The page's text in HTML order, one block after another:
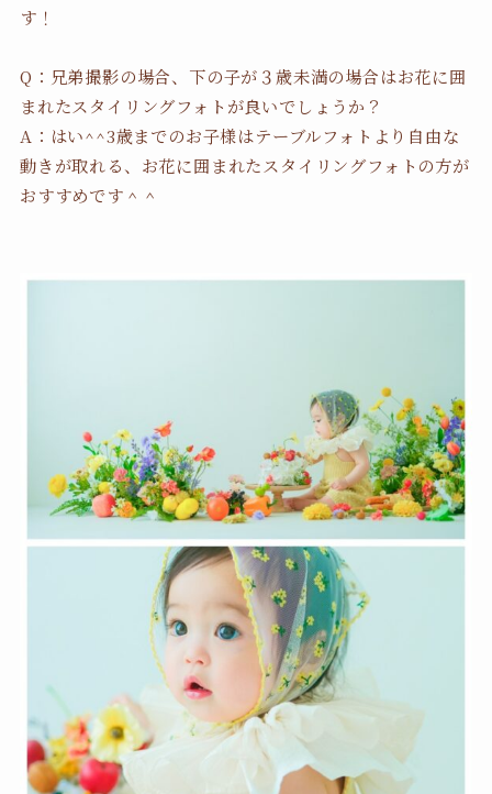
す！
Q：兄弟撮影の場合、下の子が３歳未満の場合はお花に囲
まれたスタイリングフォトが良いでしょうか？
A：はい^^3歳までのお子様はテーブルフォトより自由な
動きが取れる、お花に囲まれたスタイリングフォトの方が
おすすめです＾＾